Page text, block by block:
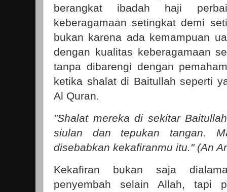
berangkat ibadah haji
keberagamaan setingkat demi
bukan karena ada kemampuan
dengan kualitas keberagamaan
tanpa dibarengi dengan
ketika shalat di Baitullah seperti
Al Quran.
"Shalat mereka di sekitar
siulan dan tepukan tangan.
disebabkan kekafiranmu itu." (An
Kekafiran bukan saja
penyembah selain Allah, tapi